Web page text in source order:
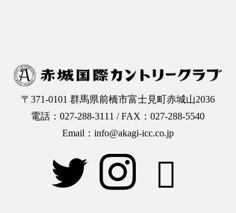
〒371-0101 群馬県前橋市富士見町赤城山2036
電話：027-288-3111 / FAX：027-288-5540
Email：info@akagi-icc.co.jp